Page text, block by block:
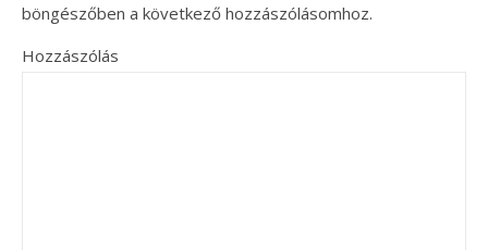
böngészőben a következő hozzászólásomhoz.
Hozzászólás